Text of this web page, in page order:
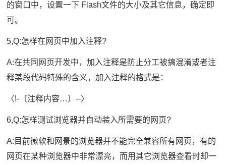
的窗口中，设置一下 Flash文件的大小及其它信息，确定即
可。
5,Q:怎样在网页中加入注释?
A:在共同网页开发中，加入注释是防止分工被搞混淆或者注
释某段代码特殊的含义，加入注释的格式是：
〈!-〔注释内容…〕--〉
6,Q:怎样测试浏览器并自动装入所需要的网页?
A:目前微软和网景的浏览器并不能完全兼容所有网页，有的
网页在某种浏览器中非常漂亮，而用其它浏览器查看时却一